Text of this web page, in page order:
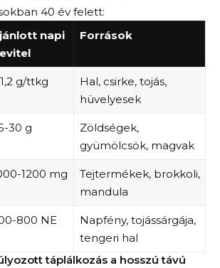
40 év felett:
napi
Források
g/ttkg
Hal, csirke, tojás,
hüvelyesek
30 g
Zöldségek,
gyümölcsök, magvak
1200 mg
Tejtermékek, brokkoli,
mandula
800 NE
Napfény, tojássárgája,
tengeri hal
táplálkozás a hosszú távú